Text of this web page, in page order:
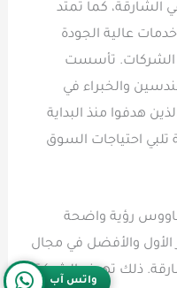
كما تمتد
عالية الجودة
الشركات. تأسست
والخبراء في
هدفوا منذ البداية
تلبي احتياجات السوق
رؤية واضحة
الأول والأفضل في مجال
ذلك تهدف الشركة
واتس آب